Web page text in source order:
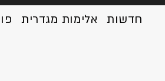
חדשות אלימות מגדרית